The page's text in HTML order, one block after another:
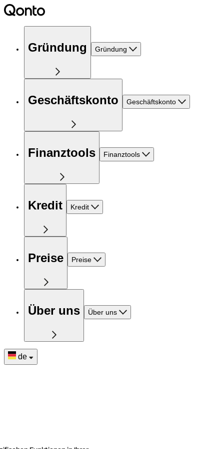
Gründung Gründung
Geschäftskonto Geschäftskonto
Finanztools Finanztools
Kredit Kredit
Preise Preise
Über uns Über uns
de